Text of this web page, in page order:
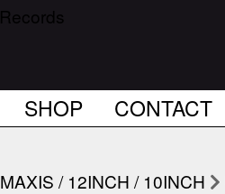
SHOP CONTACT
MAXIS / 12INCH / 10INCH